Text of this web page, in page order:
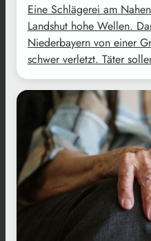
Eine Schlägerei am
Landshut hohe Wellen.
Niederbayern von einer
schwer verletzt. Täter